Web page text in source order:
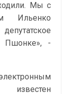
Мы с
Ильенко
Пшонке», -